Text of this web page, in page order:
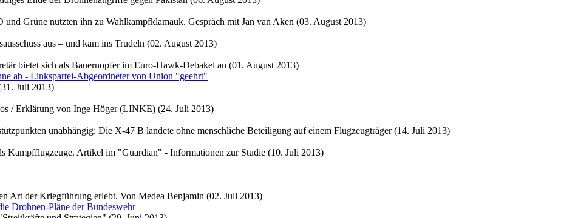
und Grüne nutzten ihn zu Wahlkampfklamauk. Gespräch mit Jan van Aken (03. August 2013)
aus – und kam ins Trudeln (02. August 2013)
bietet sich als Bauernopfer im Euro-Hawk-Debakel an (01. August 2013)
ab - Linkspartei-Abgeordneter von Union "geehrt"
Juli 2013)
/ Erklärung von Inge Höger (LINKE) (24. Juli 2013)
unabhängig: Die X-47 B landete ohne menschliche Beteiligung auf einem Flugzeugträger (14. Juli 2013)
Kampfflugzeuge. Artikel im "Guardian" - Informationen zur Studie (10. Juli 2013)
Art der Kriegführung erlebt. Von Medea Benjamin (02. Juli 2013)
Drohnen-Pläne der Bundeswehr